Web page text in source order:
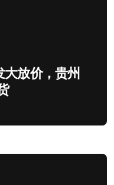
放价，贵州